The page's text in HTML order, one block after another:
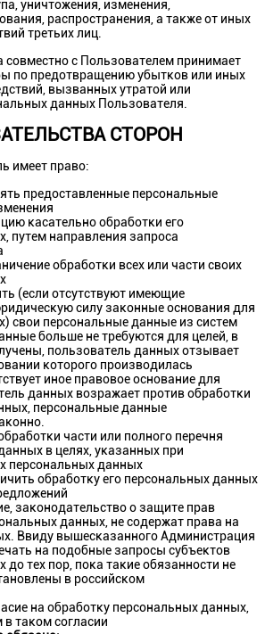
уничтожения, изменения,
распространения, а также от иных
третьих лиц.
совместно с Пользователем принимает
по предотвращению убытков или иных
вызванных утратой или
данных Пользователя.
СТОРОН
имеет право:
предоставленные персональные
касательно обработки его
путем направления запроса
обработки всех или части своих
(если отсутствуют имеющие
силу законные основания для
свои персональные данные из систем
больше не требуются для целей, в
пользователь данных отзывает
которого производилась
иное правовое основание для
данных возражает против обработки
персональные данные
части или полного перечня
в целях, указанных при
персональных данных
обработку его персональных данных
законодательство о защите прав
данных, не содержат права на
Ввиду вышесказанного Администрация
на подобные запросы субъектов
тех пор, пока такие обязанности не
в российском
на обработку персональных данных,
таком согласии